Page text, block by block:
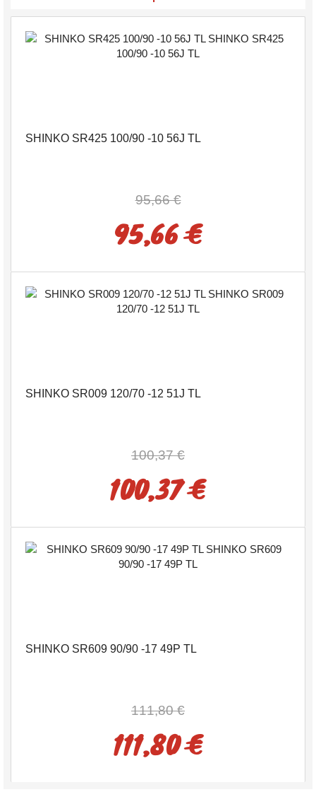
SHINKO SR425 100/90 -10 56J TL
95,66 €
95,66 €
SHINKO SR009 120/70 -12 51J TL
100,37 €
100,37 €
SHINKO SR609 90/90 -17 49P TL
111,80 €
111,80 €